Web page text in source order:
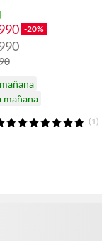
-20%
mañana
(1)